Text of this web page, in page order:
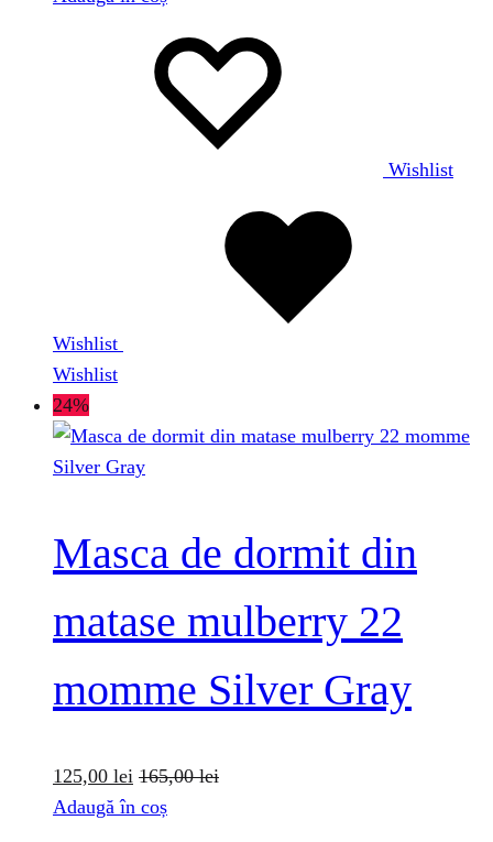
Wishlist
Wishlist
Wishlist
24%
Masca de dormit din
matase mulberry 22
momme Silver Gray
125,00 lei 165,00lei
Adaugă în coș